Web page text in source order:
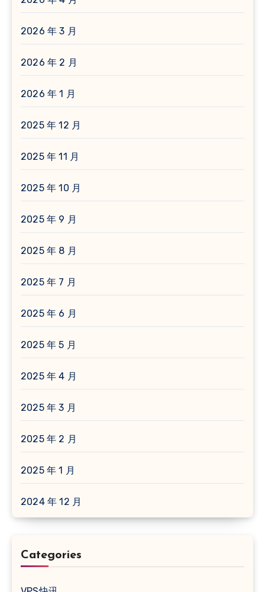
2026 年 3 月
2026 年 2 月
2026 年 1 月
2025 年 12 月
2025 年 11 月
2025 年 10 月
2025 年 9 月
2025 年 8 月
2025 年 7 月
2025 年 6 月
2025 年 5 月
2025 年 4 月
2025 年 3 月
2025 年 2 月
2025 年 1 月
2024 年 12 月
Categories